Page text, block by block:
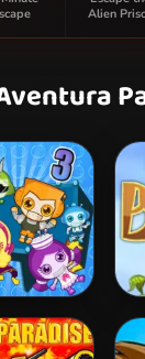
Alien
3